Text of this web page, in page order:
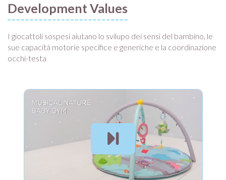
Development Values
I giocattoli sospesi aiutano lo svilupo dei sensi del bambino, le
sue capacità motorie specifice e generiche e la coordinazione
occhi-testa